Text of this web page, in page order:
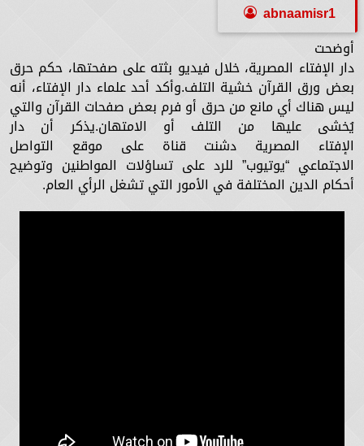
abnaamisr1
أوضحت
دار الإفتاء المصرية، خلال فيديو بثته على صفحتها، حكم حرق
بعض ورق القرآن خشية التلف.وأكد أحد علماء دار الإفتاء، أنه
ليس هناك أي مانع من حرق أو فرم بعض صفحات القرآن والتي
يُخشى عليها من التلف أو الامتهان.يذكر أن دار
الإفتاء المصرية دشنت قناة على موقع التواصل
الاجتماعي “يوتيوب” للرد على تساؤلات المواطنين وتوضيح
أحكام الدين المختلفة في الأمور التي تشغل الرأي العام.